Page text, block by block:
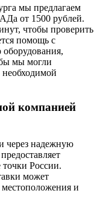
мы предлагаем
от 1500 рублей.
чтобы проверить
помощь с
мы могли
необходимой
компанией
через надежную
России.
может
местоположения и